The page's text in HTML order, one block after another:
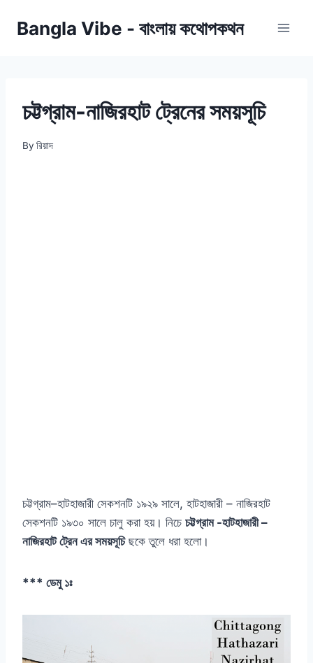
Bangla Vibe - বাংলায় কথোপকথন
চট্টগ্রাম-নাজিরহাট ট্রেনের সময়সূচি
By রিয়াদ
চট্টগ্রাম–হাটহাজারী সেকশনটি ১৯২৯ সালে, হাটহাজারী – নাজিরহাট
সেকশনটি ১৯৩০ সালে চালু করা হয়। নিচে চট্টগ্রাম -হাটহাজারী –
নাজিরহাট ট্রেন এর সময়সূচিছকে তুলে ধরা হলো।
*** ডেমু ১ঃ